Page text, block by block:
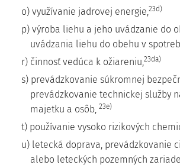
o) využívanie jadrovej energie,23d)
p) výroba liehu a jeho uvádzanie do
uvádzania liehu do obehu v
r) činnosť vedúca k ožiareniu,23da)
s) prevádzkovanie súkromnej
prevádzkovanie technickej služby
majetku a osôb, 23e)
t) používanie vysoko rizikových
u) letecká doprava, prevádzkovanie
alebo leteckých pozemných